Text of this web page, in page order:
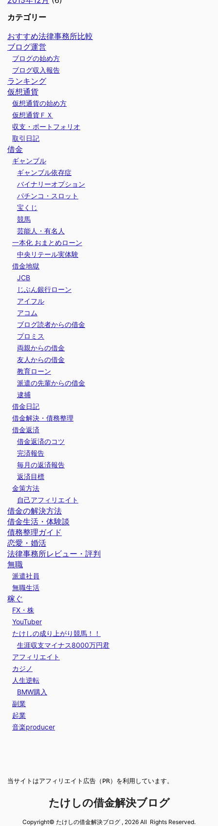
カテゴリー
おすすめ法律事務所比較
ブログ運営
ブログの始め方
ブログ収入報告
ランキング
仮想通貨
仮想通貨の始め方
仮想通貨ＦＸ
収支・ポートフォリオ
取引日記
借金
ギャンブル
ギャンブル依存症
バイナリーオプション
パチンコ・スロット
宝くじ
競馬
芸能人・有名人
一本化 おまとめローン
中央リテール実体験
借金地獄
JCB
じぶん銀行ローン
アイフル
アコム
ブログ読者からの借金
プロミス
両親からの借金
友人からの借金
教育ローン
派遣の先輩からの借金
逮捕
借金日記
借金解決・債務整理
借金返済
借金返済のコツ
完済報告
毎月の返済報告
返済目標
金策方法
自己アフィリエイト
借金の解決方法
借金生活・体験談
債務整理ガイド
恋愛・婚活
法律事務所レビュー・評判
無職
派遣社員
無職生活
稼ぐ
FX・株
YouTuber
たけしの成り上がり競馬！！
生涯収支マイナス8000万円君
アフィリエイト
カジノ
人生逆転
BMW購入
副業
起業
音楽producer
当サイトはアフィリエイト広告（PR）を利用しています。
たけしの借金解決ブログ
Copyright© たけしの借金解決ブログ , 2026 All Rights Reserved.